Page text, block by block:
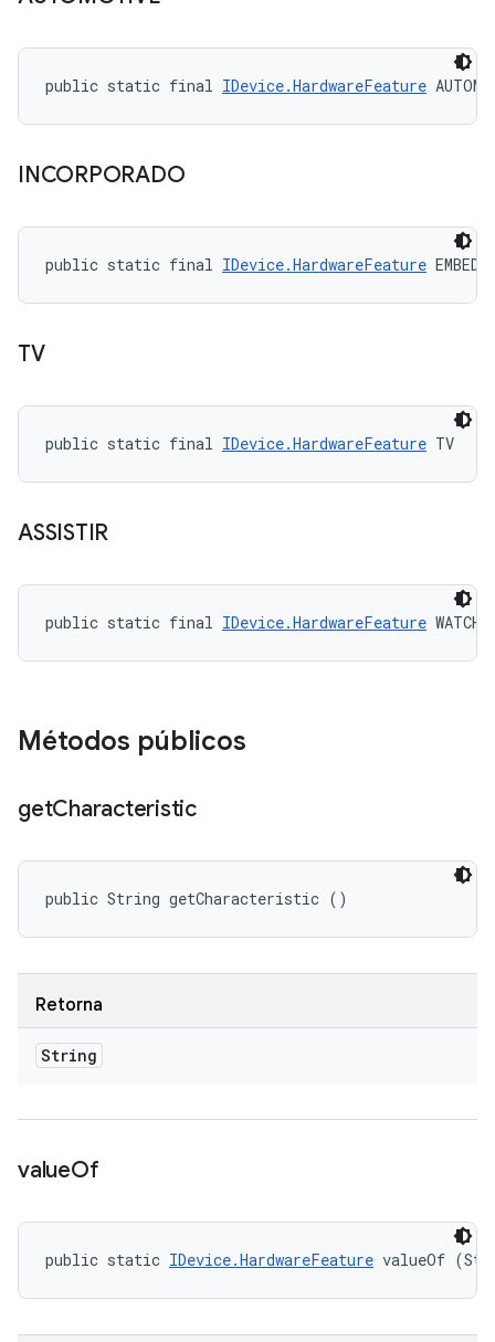
public static final IDevice.HardwareFeature
INCORPORADO
public static final IDevice.HardwareFeature
TV
public static final IDevice.HardwareFeature TV
ASSISTIR
public static final IDevice.HardwareFeature WATCH
Métodos públicos
getCharacteristic
public String getCharacteristic ()
Retorna
String
valueOf
public static IDevice.HardwareFeature valueOf